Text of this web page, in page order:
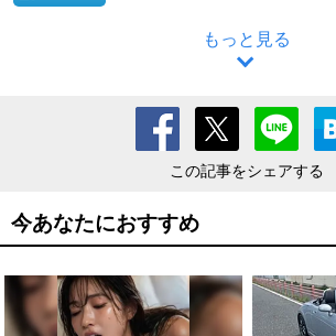
もっと見る
この記事をシェアする
今あなたにおすすめ